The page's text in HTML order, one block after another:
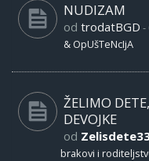
NUDIZAM
od trodatBGD -
& OpUšTeNcIjA
ŽELIMO
DEVOJKE
od
brakovi i